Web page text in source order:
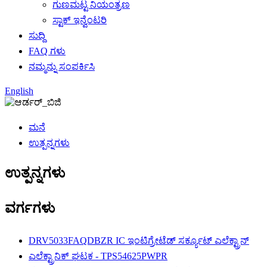
ಗುಣಮಟ್ಟ ನಿಯಂತ್ರಣ
ಸ್ಟಾಕ್ ಇನ್ವೆಂಟರಿ
ಸುದ್ದಿ
FAQ ಗಳು
ನಮ್ಮನ್ನು ಸಂಪರ್ಕಿಸಿ
English
ಮನೆ
ಉತ್ಪನ್ನಗಳು
ಉತ್ಪನ್ನಗಳು
ವರ್ಗಗಳು
DRV5033FAQDBZR IC ಇಂಟಿಗ್ರೇಟೆಡ್ ಸರ್ಕ್ಯೂಟ್ ಎಲೆಕ್ಟ್ರಾನ್
ಎಲೆಕ್ಟ್ರಾನಿಕ್ ಘಟಕ - TPS54625PWPR